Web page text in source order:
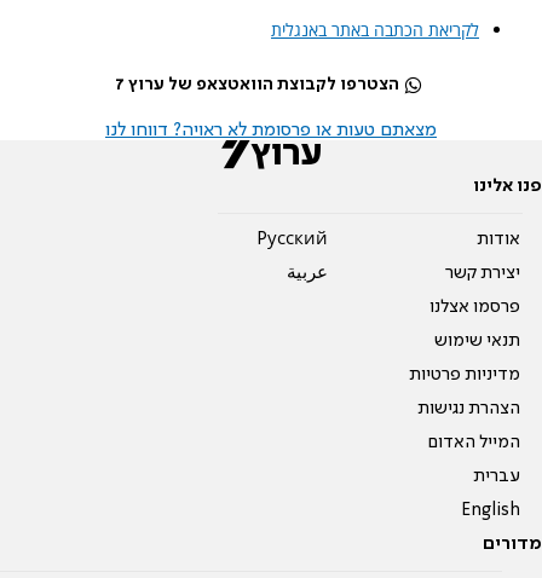
לקריאת הכתבה באתר באנגלית
הצטרפו לקבוצת הוואטצאפ של ערוץ 7
מצאתם טעות או פרסומת לא ראויה? דווחו לנו
פנו אלינו
אודות
יצירת קשר
פרסמו אצלנו
תנאי שימוש
מדיניות פרטיות
הצהרת נגישות
המייל האדום
עברית
English
Pусский
عربية
מדורים